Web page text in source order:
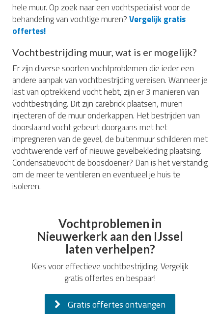
hele muur. Op zoek naar een vochtspecialist voor de
behandeling van vochtige muren?Vergelijk gratis
offertes!
Vochtbestrijding muur, wat is er mogelijk?
Er zijn diverse soorten vochtproblemen die ieder een
andere aanpak van vochtbestrijding vereisen. Wanneer je
last van optrekkend vocht hebt, zijn er 3 manieren van
vochtbestrijding. Dit zijn carebrick plaatsen, muren
injecteren of de muur onderkappen. Het bestrijden van
doorslaand vocht gebeurt doorgaans met het
impregneren van de gevel, de buitenmuur schilderen met
vochtwerende verf of nieuwe gevelbekleding plaatsing.
Condensatievocht de boosdoener? Dan is het verstandig
om de meer te ventileren en eventueel je huis te
isoleren.
Vochtproblemen in
Nieuwerkerk aan den IJssel
laten verhelpen?
Kies voor effectieve vochtbestrijding. Vergelijk
gratis offertes en bespaar!
Gratis offertes ontvangen